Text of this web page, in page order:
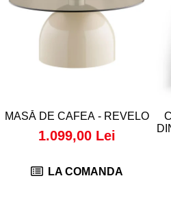
Console dormitor
Fotolii dormitor
Mobila dining
Covoare dining
Scaune de bar / insula
MASĂ DE CAFEA - REVELO
1.099,00 Lei
LA COMANDA